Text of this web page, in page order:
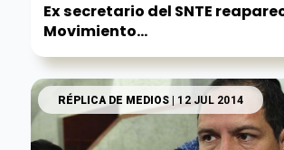
Ex secretario del SNTE
Movimiento...
RÉPLICA DE MEDIOS| 12 JUL 2014